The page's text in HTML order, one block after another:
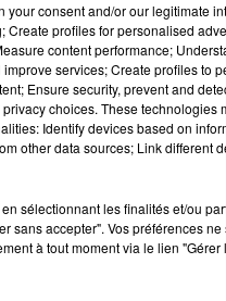
pour ne pas respecter les
la rocade Bordelaise. Il
lui a été retiré sur le champ,
jour.
Par conséquent,
consent and/or our legitimate
profiles for personalised
content performance;
services; Create profiles to
Ensure security, prevent and
choices. These technologies
Identify devices based on
other data sources; Link different
sélectionnant les finalités et/ou
sans accepter". Vos préférences
à tout moment via le lien